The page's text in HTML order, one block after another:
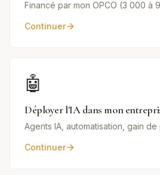
Financé par mon OPCO (3 000 à
Continuer
🤖
Déployer l'IA dans mon
Agents IA, automatisation, gain
Continuer